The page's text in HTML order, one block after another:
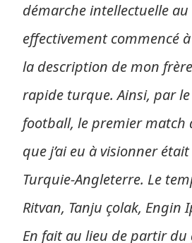
démarche intellectuelle au
effectivement commencé
la description de mon
rapide turque. Ainsi, par
football, le premier match
que j’ai eu à visionner était
Turquie-Angleterre. Le
Ritvan, Tanju çolak, Engin
En fait au lieu de partir du